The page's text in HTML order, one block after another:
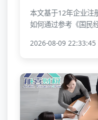
本文基于12年企业注
如何通过参考《国民
2026-08-09 22:33:45